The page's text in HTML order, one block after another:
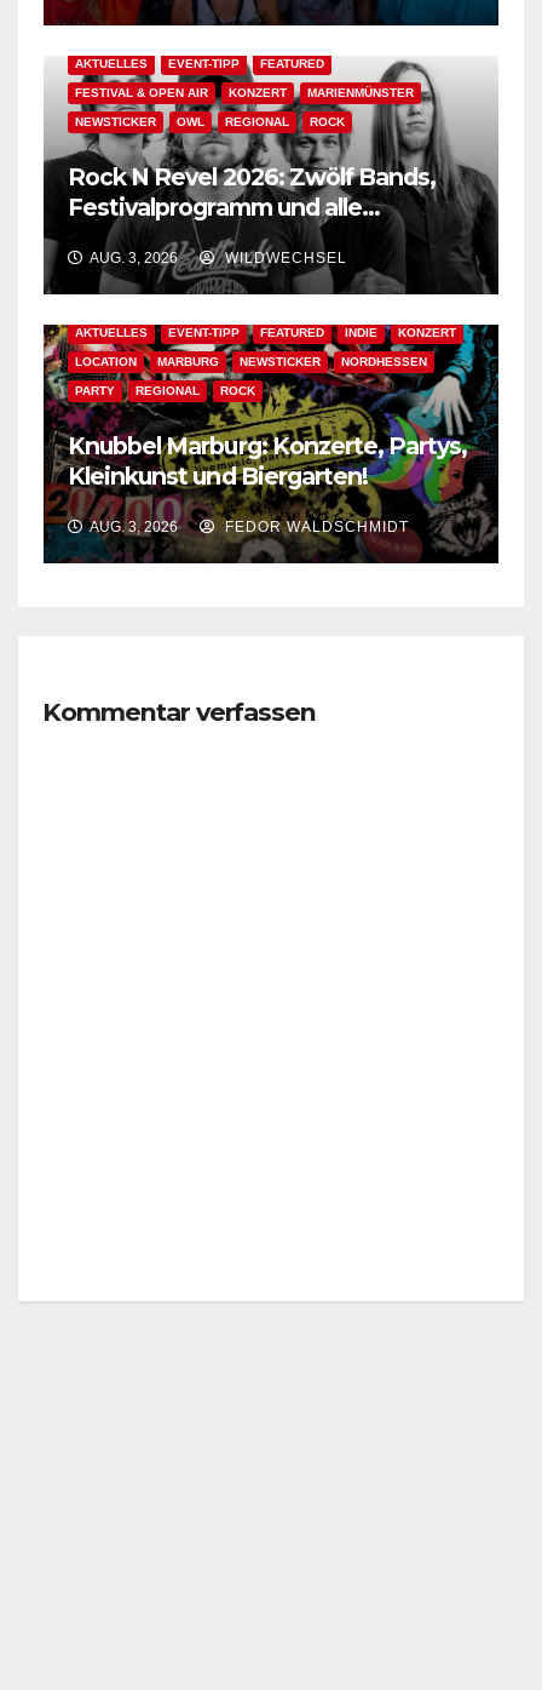
AKTUELLES EVENT-TIPP FEATURED
FESTIVAL & OPEN AIR KONZERT MARIENMÜNSTER
NEWSTICKER OWL REGIONAL ROCK
Rock N Revel 2026: Zwölf Bands,
Festivalprogramm und alle
wichtigen Informationen!
AUG. 3, 2026 WILDWECHSEL
AKTUELLES EVENT-TIPP FEATURED INDIE KONZERT
LOCATION MARBURG NEWSTICKER NORDHESSEN
PARTY REGIONAL ROCK
Knubbel Marburg: Konzerte, Partys,
Kleinkunst und Biergarten!
AUG. 3, 2026 FEDOR WALDSCHMIDT
Kommentar verfassen